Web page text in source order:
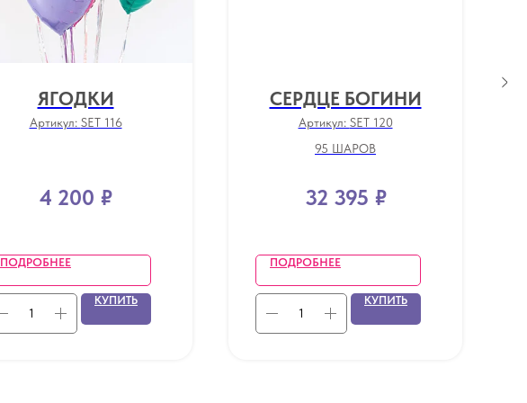
ЯГОДКИ
Артикул: SET 116
4 200 ₽
ПОДРОБНЕЕ
КУПИТЬ
СЕРДЦЕ БОГИНИ
Артикул: SET 120
95 ШАРОВ
32 395 ₽
ПОДРОБНЕЕ
КУПИТЬ